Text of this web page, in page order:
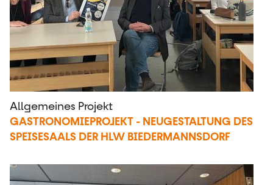
Allgemeines Projekt
GASTRONOMIEPROJEKT - NEUGESTALTUNG DES
SPEISESAALS DER HLW BIEDERMANNSDORF